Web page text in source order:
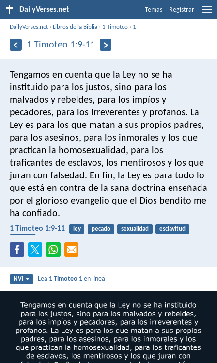
DailyVerses.net Temas Registrar
DailyVerses.net ›Libros de la Biblia › 1 Timoteo › 1
1 Timoteo 1:9-11
Tengamos en cuenta que la Ley no se ha
instituido para los justos, sino para los
malvados y rebeldes, para los impíos y
pecadores, para los irreverentes y profanos. La
Ley es para los que matan a sus propios padres,
para los asesinos, para los inmorales y los que
practican la homosexualidad, para los
traficantes de esclavos, los mentirosos y los que
juran con falsedad. En fin, la Ley es para todo lo
que está en contra de la sana doctrina enseñada
por el glorioso evangelio que el Dios bendito me
ha confiado.
1 Timoteo 1:9-11 ley pecado sexualidad
esclavitud
NVI Lea 1 Timoteo 1 en línea